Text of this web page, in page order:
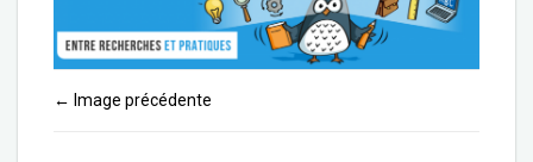
← Image précédente